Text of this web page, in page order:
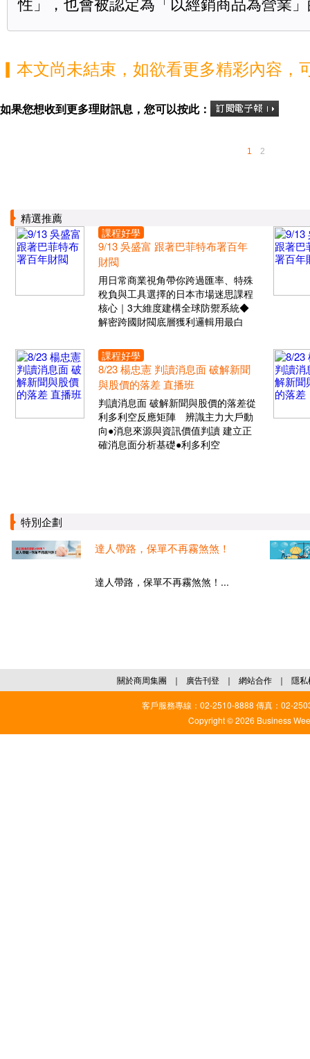
▎本文尚未結束，如欲看更多精彩內容，
如果您想收到更多理財訊息，您可以按此：
1 2
精選推薦
課程好學
9/13 吳盛富 跟著巴菲特布署百年
財閥
用日常商業視角帶你跨過匯率、特殊
稅負與工具選擇的日本市場迷思課程
核心｜3大維度建構全球防禦系統◆
解密跨國財閥底層獲利邏輯用最白
課程好學
8/23 楊忠憲 判讀消息面 破解新聞
與股價的落差 直播班
判讀消息面 破解新聞與股價的落差從
利多利空反應矩陣 辨識主力大戶動
向●消息來源與資訊價值判讀 建立正
確消息面分析基礎●利多利空
特別企劃
達人帶路，保單不再霧煞煞！
達人帶路，保單不再霧煞煞！...
關於商周集團 ｜ 廣告刊登 ｜ 網站合作 ｜ 隱私
客戶服務專線：02-2510-8888 傳真：02-
Copyright © 2026 Business